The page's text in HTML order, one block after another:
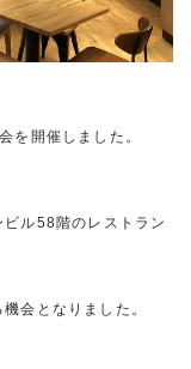
を開催しました。
ル58階のレストラン
会となりました。